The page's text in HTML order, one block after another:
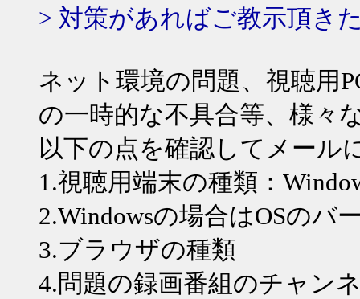
> 対策があればご教示頂き
ネット環境の問題、視聴用
の一時的な不具合等、様々
以下の点を確認してメール
1.視聴用端末の種類：
2.Windowsの場合はOSのバ
3.ブラウザの種類
4.問題の録画番組のチャン